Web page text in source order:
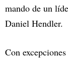
mando de un
Daniel Hendler.
Con